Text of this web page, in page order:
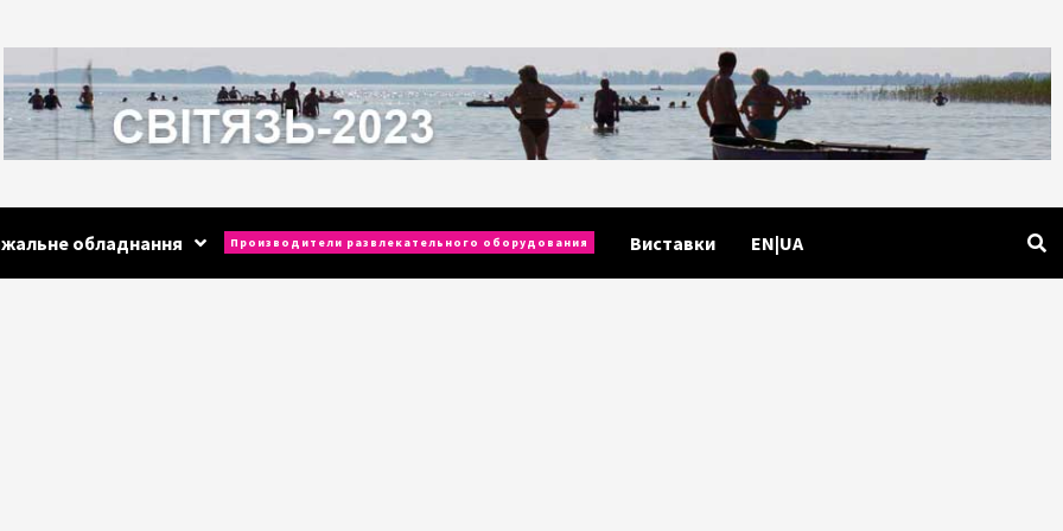
обладнання Производители развлекательного оборудования Виставки EN|UA